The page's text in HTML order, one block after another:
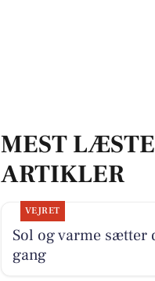
MEST LÆSTE
ARTIKLER
VEJRET
Sol og varme sætter
gang